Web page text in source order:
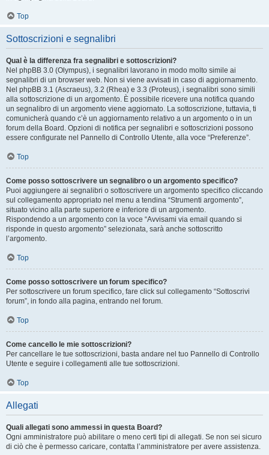
Top
Sottoscrizioni e segnalibri
Qual è la differenza fra segnalibri e sottoscrizioni?
Nel phpBB 3.0 (Olympus), i segnalibri lavorano in modo molto simile ai
segnalibri di un browser web. Non si viene avvisati in caso di aggiornamento.
Nel phpBB 3.1 (Ascraeus), 3.2 (Rhea) e 3.3 (Proteus), i segnalibri sono simili
alla sottoscrizione di un argomento. È possibile ricevere una notifica quando
un segnalibro di un argomento viene aggiornato. La sottoscrizione, tuttavia, ti
comunicherà quando c’è un aggiornamento relativo a un argomento o in un
forum della Board. Opzioni di notifica per segnalibri e sottoscrizioni possono
essere configurate nel Pannello di Controllo Utente, alla voce “Preferenze”.
Top
Come posso sottoscrivere un segnalibro o un argomento specifico?
Puoi aggiungere ai segnalibri o sottoscrivere un argomento specifico cliccando
sul collegamento appropriato nel menu a tendina “Strumenti argomento”,
situato vicino alla parte superiore e inferiore di un argomento.
Rispondendo a un argomento con la voce “Avvisami via email quando si
risponde in questo argomento” selezionata, sarà anche sottoscritto
l’argomento.
Top
Come posso sottoscrivere un forum specifico?
Per sottoscrivere un forum specifico, fare click sul collegamento “Sottoscrivi
forum”, in fondo alla pagina, entrando nel forum.
Top
Come cancello le mie sottoscrizioni?
Per cancellare le tue sottoscrizioni, basta andare nel tuo Pannello di Controllo
Utente e seguire i collegamenti alle tue sottoscrizioni.
Top
Allegati
Quali allegati sono ammessi in questa Board?
Ogni amministratore può abilitare o meno certi tipi di allegati. Se non sei sicuro
di ciò che è permesso caricare, contatta l’amministratore per avere assistenza.